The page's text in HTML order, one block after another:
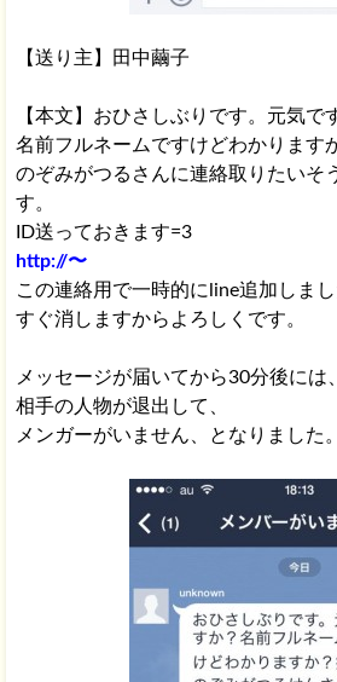
【送り主】田中繭子
【本文】おひさしぶりです。元気で
名前フルネームですけどわかります
のぞみがつるさんに連絡取りたいそ
す。
ID送っておきます=3
http://〜
この連絡用で一時的にline追加しまし
すぐ消しますからよろしくです。
メッセージが届いてから30分後には、
相手の人物が退出して、
メンガーがいません、となりました。